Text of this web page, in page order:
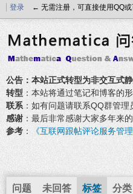
登录 ← 无需注册，可直接使用QQ
公告：本站正式转型为非交互式静
转型 ：本站将通过笔记和博客的
联系 ：如有问题请联系QQ群管
感谢 ：最后非常感谢大家多年来
参考 ： 《互联网跟帖评论服务管理
问题 未回答 标签 分类